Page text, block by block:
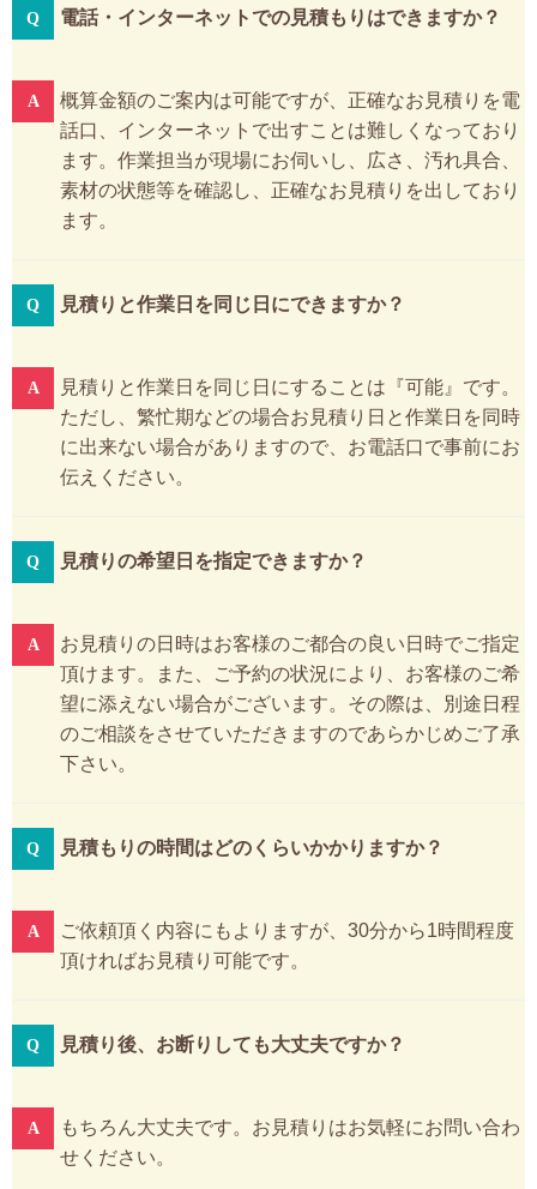
電話・インターネットでの見積もりはできますか？
概算金額のご案内は可能ですが、正確なお見積りを電
話口、インターネットで出すことは難しくなっており
ます。作業担当が現場にお伺いし、広さ、汚れ具合、
素材の状態等を確認し、正確なお見積りを出しており
ます。
見積りと作業日を同じ日にできますか？
見積りと作業日を同じ日にすることは『可能』です。
ただし、繁忙期などの場合お見積り日と作業日を同時
に出来ない場合がありますので、お電話口で事前にお
伝えください。
見積りの希望日を指定できますか？
お見積りの日時はお客様のご都合の良い日時でご指定
頂けます。また、ご予約の状況により、お客様のご希
望に添えない場合がございます。その際は、別途日程
のご相談をさせていただきますのであらかじめご了承
下さい。
見積もりの時間はどのくらいかかりますか？
ご依頼頂く内容にもよりますが、30分から1時間程度
頂ければお見積り可能です。
見積り後、お断りしても大丈夫ですか？
もちろん大丈夫です。お見積りはお気軽にお問い合わ
せください。